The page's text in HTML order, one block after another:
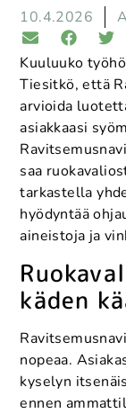
10.4.2026
Kuuluuko
Tiesitkö, että
arvioida
asiakkaasi
saa
tarkastella
hyödyntää
aineistoja ja
käden
nopeaa.
kyselyn
ennen